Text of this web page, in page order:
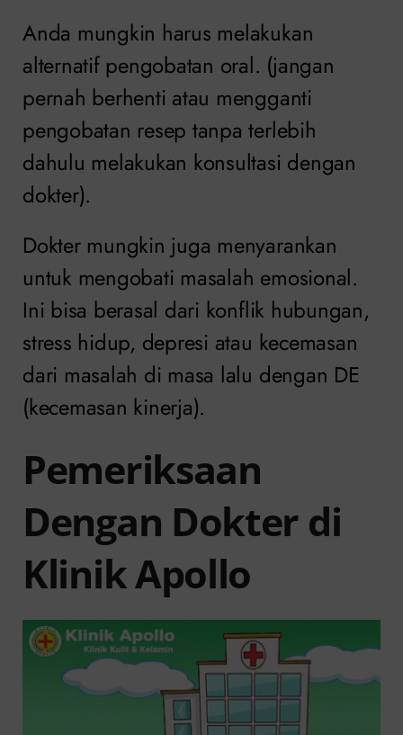
Anda mungkin harus melakukan
alternatif pengobatan oral. (jangan
pernah berhenti atau mengganti
pengobatan resep tanpa terlebih
dahulu melakukan konsultasi dengan
dokter).
Dokter mungkin juga menyarankan
untuk mengobati masalah emosional.
Ini bisa berasal dari konflik hubungan,
stress hidup, depresi atau kecemasan
dari masalah di masa lalu dengan DE
(kecemasan kinerja).
Pemeriksaan
Dengan Dokter di
Klinik Apollo